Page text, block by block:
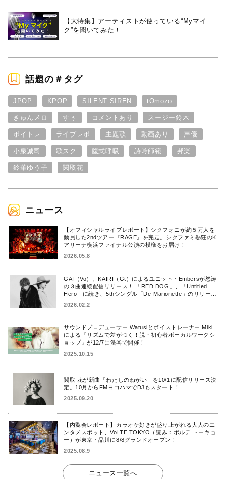
【大特集】アーティストが使っている“Myマイ
ク”を聞いてみた！
話題の＃タグ
JPOP KPOP SILENT SIREN tOmozo
きゅんメロ すぅ コメントあり スージー鈴木
ボイトレ ライブレポ 主題歌 動画あり 声優
小泉誠司 歌スク 腹式呼吸 詩吟師範 邦楽
鈴華ゆう子 関取花
ニュース
【オフィシャルライブレポート】シクフォニが約５万人を
動員した2ndツアー『RAGE』を完走。シクファミ熱狂のK
アリーナ横浜ファイナル公演の模様をお届け！
2026.05.8
GAI（Vo）、KAIRI（Gt）によるユニット・Embersが怒涛
の３曲連続配信リリース！ 「RED DOG」、「Untitled
Hero」に続き、5thシングル「De-Marionette」のリリース
2026.02.2
サウンドプロデューサー Watusiとボイストレーナー Miki
による『リズムで差がつく！脱・初心者ボーカルワークシ
ョップ』が12/7に渋谷で開催！
2025.10.15
関取 花が新曲「わたしのねがい」を10/1に配信リリース決
定。10月からFMヨコハマでDJもスタート！
2025.09.20
【内覧会レポート】カラオケ好きが盛り上がれる大人のエ
ンタメスポット、VoLTE TOKYO（読み：ボルテ トーキョ
ー）が東京・品川に8/8グランドオープン！
2025.08.9
ニュース一覧へ